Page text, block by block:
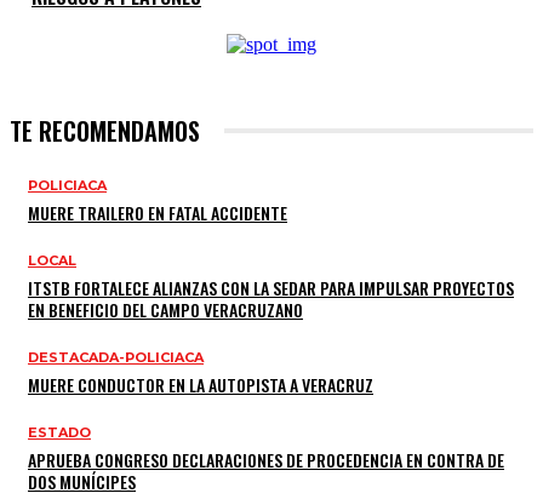
TE RECOMENDAMOS
POLICIACA
MUERE TRAILERO EN FATAL ACCIDENTE
LOCAL
ITSTB FORTALECE ALIANZAS CON LA SEDAR PARA IMPULSAR PROYECTOS
EN BENEFICIO DEL CAMPO VERACRUZANO
DESTACADA-POLICIACA
MUERE CONDUCTOR EN LA AUTOPISTA A VERACRUZ
ESTADO
APRUEBA CONGRESO DECLARACIONES DE PROCEDENCIA EN CONTRA DE
DOS MUNÍCIPES